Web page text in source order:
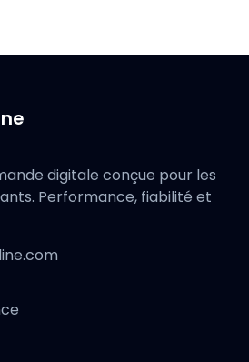
digitale conçue pour les
Performance, fiabilité et